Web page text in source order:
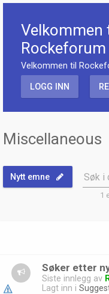
Velkommen
Rockeforum
Velkommen til
LOGG INN
Miscellaneous
Nytt emne Søk i
1
Søker etter
Siste innlegg av
Lagt inn i